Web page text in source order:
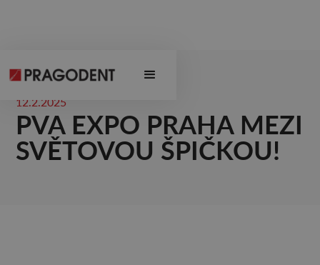
12.2.2025
PVA EXPO PRAHA MEZI
SVĚTOVOU ŠPIČKOU!